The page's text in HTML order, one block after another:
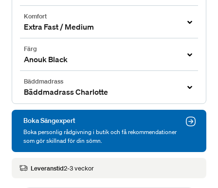
Komfort
Extra Fast / Medium
Färg
Anouk Black
Bäddmadrass
Bäddmadrass Charlotte
Boka Sängexpert
Boka personlig rådgivning i butik och få rekommendationer
som gör skillnad för din sömn.
Leveranstid2-3 veckor